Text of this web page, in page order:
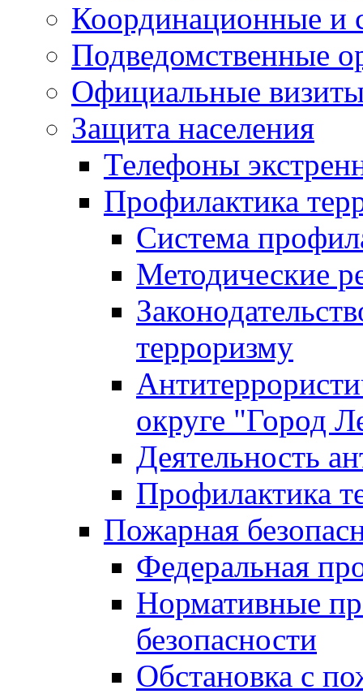
Координационные и
Подведомственные
Официальные
Защита населения
Телефоны
Профилактика
Система
Методические
терроризму
округе "Город
Деятельность
Профилактика
Пожарная
Федеральная
Нормативные
безопасности
Обстановка с